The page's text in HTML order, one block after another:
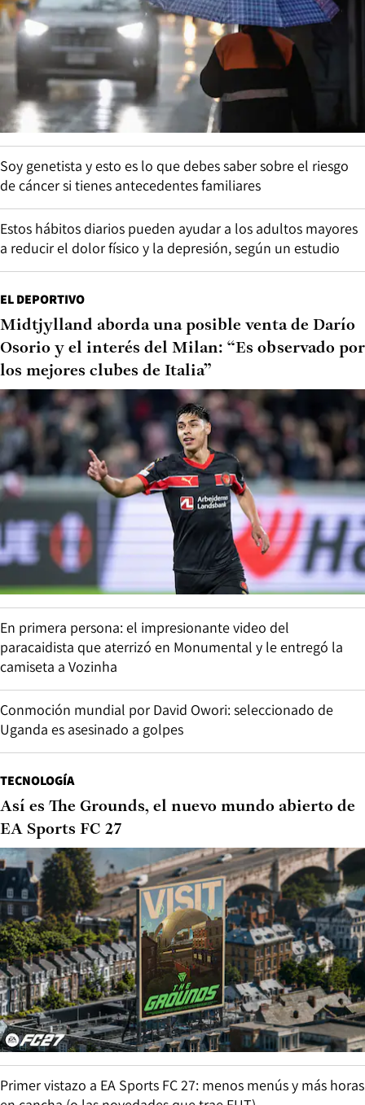
Soy genetista y esto es lo que debes saber sobre el riesgo
de cáncer si tienes antecedentes familiares
Estos hábitos diarios pueden ayudar a los adultos mayores
a reducir el dolor físico y la depresión, según un estudio
EL DEPORTIVO
Midtjylland aborda una posible venta de Darío
Osorio y el interés del Milan: “Es observado por
los mejores clubes de Italia”
En primera persona: el impresionante video del
paracaidista que aterrizó en Monumental y le entregó la
camiseta a Vozinha
Conmoción mundial por David Owori: seleccionado de
Uganda es asesinado a golpes
TECNOLOGÍA
Así es The Grounds, el nuevo mundo abierto de
EA Sports FC 27
Primer vistazo a EA Sports FC 27: menos menús y más horas